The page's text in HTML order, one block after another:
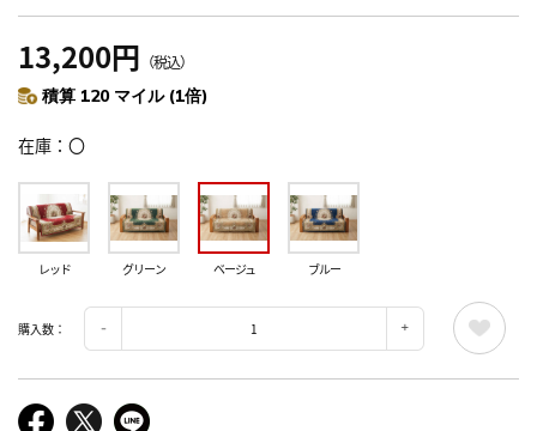
13,200円 （税込）
積算 120 マイル (1倍)
在庫 〇
レッド グリーン ベージュ ブルー
購入数：